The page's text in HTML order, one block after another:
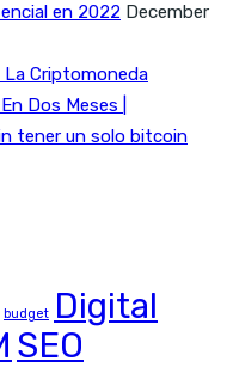
en 2022 December
La Criptomoneda
Dos Meses |
tener un solo bitcoin
budget Digital
SEO